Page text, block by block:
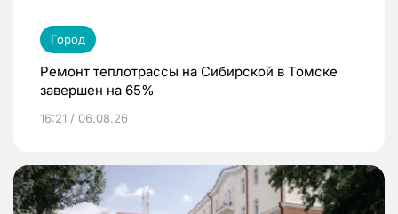
Город
Ремонт теплотрассы на Сибирской в Томске
завершен на 65%
16:21 / 06.08.26